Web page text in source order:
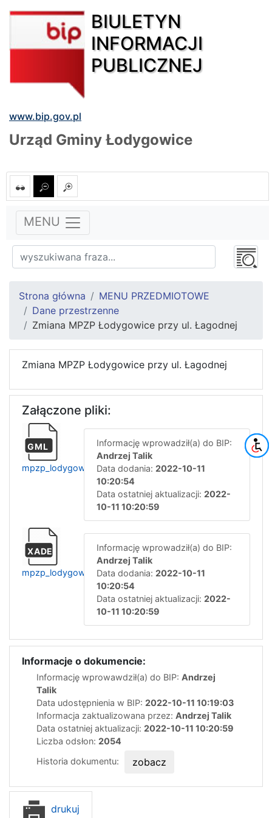
BIULETYN
INFORMACJI
PUBLICZNEJ
www.bip.gov.pl
Urząd Gminy Łodygowice
MENU
Strona główna
MENU PRZEDMIOTOWE
Dane przestrzenne
Zmiana MPZP Łodygowice przy ul. Łagodnej
Zmiana MPZP Łodygowice przy ul. Łagodnej
Załączone pliki:
GML
mpzp_lodygowice_lagodna
Informację wprowadził(a) do BIP:
Andrzej Talik
Data dodania: 2022-10-11
10:20:54
Data ostatniej aktualizacji: 2022-
10-11 10:20:59
XADE
mpzp_lodygowice_lagodna.gml
Informację wprowadził(a) do BIP:
Andrzej Talik
Data dodania: 2022-10-11
10:20:54
Data ostatniej aktualizacji: 2022-
10-11 10:20:59
Informacje o dokumencie:
Informację wprowawdził(a) do BIP: Andrzej
Talik
Data udostępnienia w BIP: 2022-10-11 10:19:03
Informacja zaktualizowana przez: Andrzej Talik
Data ostatniej aktualizacji: 2022-10-11 10:20:59
Liczba odsłon: 2054
Historia dokumentu:
zobacz
drukuj